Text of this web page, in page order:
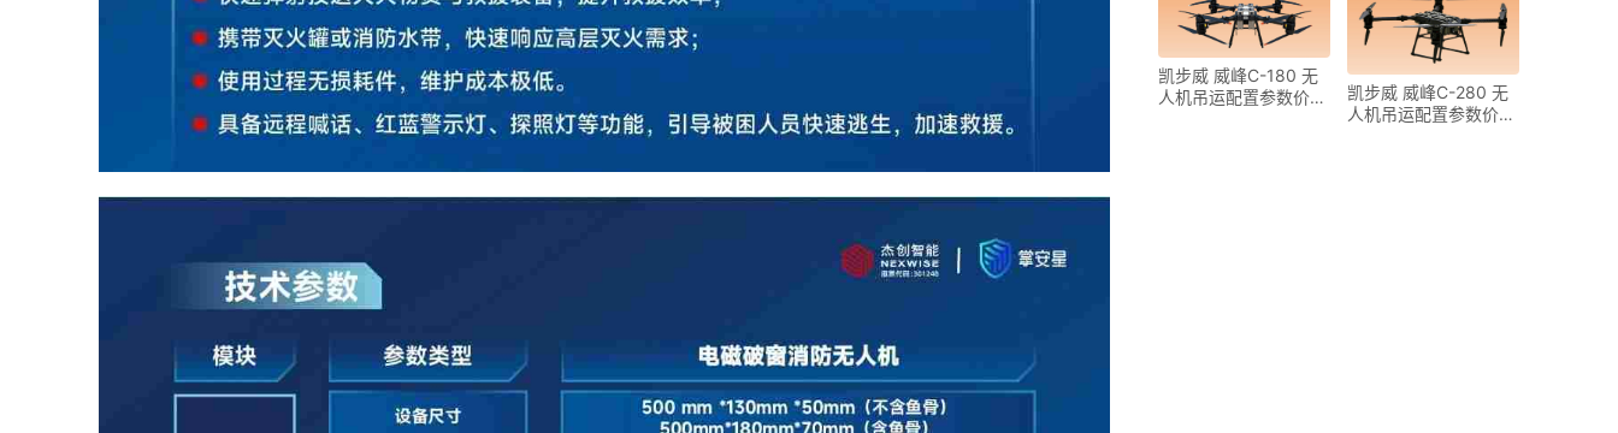
凯步威 威峰C-180 无
人机吊运配置参数价格
凯步威 威峰C-280 无
人机吊运配置参数价格